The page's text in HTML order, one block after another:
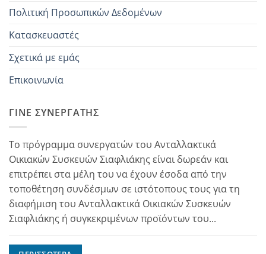
Πολιτική Προσωπικών Δεδομένων
Κατασκευαστές
Σχετικά με εμάς
Επικοινωνία
ΓΊΝΕ ΣΥΝΕΡΓΆΤΗΣ
Το πρόγραμμα συνεργατών του Ανταλλακτικά
Οικιακών Συσκευών Σιαφλιάκης είναι δωρεάν και
επιτρέπει στα μέλη του να έχουν έσοδα από την
τοποθέτηση συνδέσμων σε ιστότοπους τους για τη
διαφήμιση του Ανταλλακτικά Οικιακών Συσκευών
Σιαφλιάκης ή συγκεκριμένων προϊόντων του...